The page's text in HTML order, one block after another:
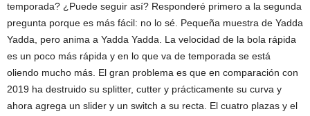
temporada? ¿Puede seguir así? Responderé primero a la segunda
pregunta porque es más fácil: no lo sé. Pequeña muestra de Yadda
Yadda, pero anima a Yadda Yadda. La velocidad de la bola rápida
es un poco más rápida y en lo que va de temporada se está
oliendo mucho más. El gran problema es que en comparación con
2019 ha destruido su splitter, cutter y prácticamente su curva y
ahora agrega un slider y un switch a su recta. El cuatro plazas y el